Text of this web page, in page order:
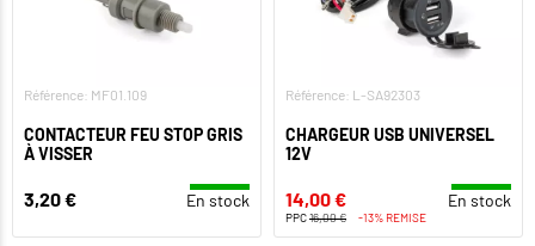
Référence: MF01.109
CONTACTEUR FEU STOP GRIS
À VISSER
3,20 € En stock
Référence: L-SA92303
CHARGEUR USB UNIVERSEL
12V
14,00 € En stock
PPC16,00 € -13% REMISE